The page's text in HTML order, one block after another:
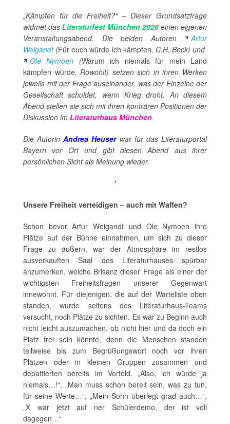
„Kämpfen für die Freiheit?“ – Dieser Grundsatzfrage
widmet das Literaturfest München 2026 einen eigenen
Veranstaltungsabend. Die beiden Autoren
Artur
Weigandt(Für euch würde ich kämpfen, C.H. Beck) und
Ole Nymoen (Warum ich niemals für mein Land
kämpfen würde, Rowohlt) setzen sich in ihren Werken
jeweils mit der Frage auseinander, was der Einzelne der
Gesellschaft schuldet, wenn Krieg droht. An diesem
Abend stellen sie sich mit ihren konträren Positionen der
Diskussion im Literaturhaus München.
Die AutorinAndrea Heuserwar für das Literaturportal
Bayern vor Ort und gibt diesen Abend aus ihrer
persönlichen Sicht als Meinung wieder.
*
Unsere Freiheit verteidigen – auch mit Waffen?
Schon bevor Artur Weigandt und Ole Nymoen ihre
Plätze auf der Bühne einnahmen, um sich zu dieser
Frage zu äußern, war der Atmosphäre im restlos
ausverkauften Saal des Literaturhauses spürbar
anzumerken, welche Brisanz dieser Frage als einer der
wichtigsten Freiheitsfragen unserer Gegenwart
innewohnt. Für diejenigen, die auf der Warteliste oben
standen, wurde seitens des Literaturhaus-Teams
versucht, noch Plätze zu sichten. Es war zu Beginn auch
nicht leicht auszumachen, ob nicht hier und da doch ein
Platz frei sein könnte, denn die Menschen standen
teilweise bis zum Begrüßungswort noch vor ihren
Plätzen oder in kleinen Gruppen zusammen und
debattierten bereits im Vorfeld. „Also, ich würde ja
niemals…!“, „Man muss schon bereit sein, was zu tun,
für seine Werte…“, „Mein Sohn überlegt grad auch…“,
„X war jetzt auf ner Schülerdemo, der ist voll
dagegen…“